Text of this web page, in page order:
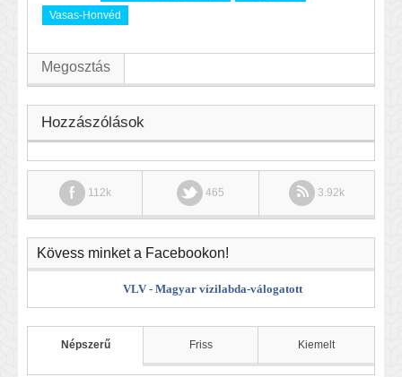
Vasas-Honvéd
Megosztás
Hozzászólások
112k 465 3.92k
Kövess minket a Facebookon!
VLV - Magyar vízilabda-válogatott
Népszerű Friss Kiemelt